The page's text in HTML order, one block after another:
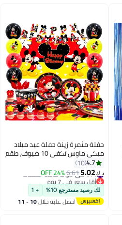
حفلة مثمرة زينة حفلة عيد ميلاد
ميكي ماوس تكفي 10 ضيوف، طقم
أدوات مائدة حفلات ميكي للحفلات
التي تستخدم لمرة واحدة أطباق
حفلات كرتونية ذات طابع كرتوني
مناديل مفرش المائدة بالون
4.7
10
د.ك‏5.02
6.61
24% OFF #14 في أدوات مائدة الحفلات
أقل سعر في 7 يوم
#14 في أدوات مائدة الحفلات
لك رصيد مسترجع 10% + 1
احصل عليه خلال 10 - 11
اغسطس